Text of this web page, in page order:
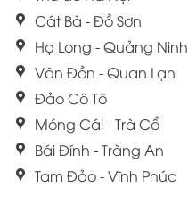
Cát Bà - Đồ Sơn
Hạ Long - Quảng Ninh
Vân Đồn - Quan Lạn
Đảo Cô Tô
Móng Cái - Trà Cổ
Bái Đính - Tràng An
Tam Đảo - Vĩnh Phúc